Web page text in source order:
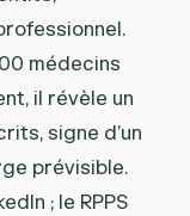
médecins
il révèle un
signe d’un
prévisible.
; le RPPS